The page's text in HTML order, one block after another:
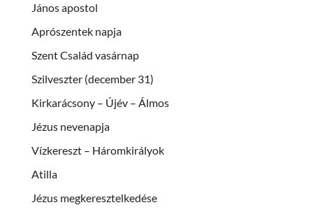
János apostol
Aprószentek napja
Szent Család vasárnap
Szilveszter (december 31)
Kirkarácsony – Újév – Álmos
Jézus nevenapja
Vízkereszt – Háromkirályok
Atilla
Jézus megkeresztelkedése